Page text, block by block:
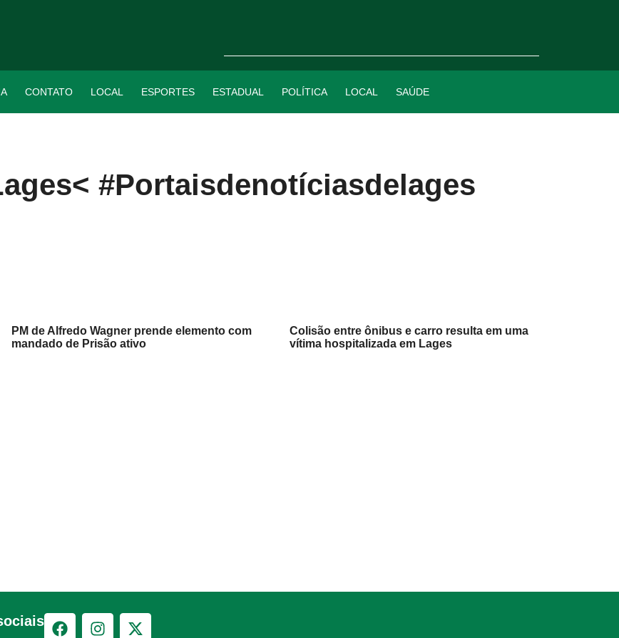
CONTATO LOCAL ESPORTES ESTADUAL POLÍTICA LOCAL SAÚDE
#Portaisdenotíciasdelages
PM de Alfredo Wagner prende elemento com
mandado de Prisão ativo
Colisão entre ônibus e carro resulta em uma
vítima hospitalizada em Lages